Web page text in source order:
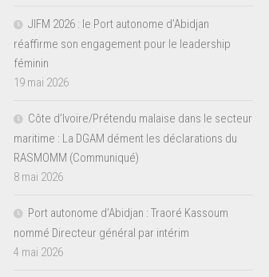
JIFM 2026 : le Port autonome d’Abidjan
réaffirme son engagement pour le leadership
féminin
19 mai 2026
Côte d’Ivoire/Prétendu malaise dans le secteur
maritime : La DGAM dément les déclarations du
RASMOMM (Communiqué)
8 mai 2026
Port autonome d’Abidjan : Traoré Kassoum
nommé Directeur général par intérim
4 mai 2026